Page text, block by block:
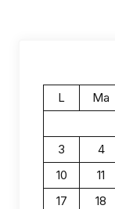
L
Ma
3
4
10
11
17
18